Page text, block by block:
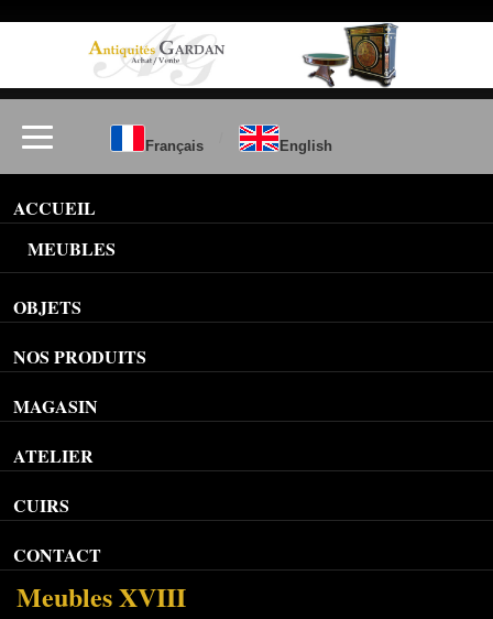
Français English
ACCUEIL
MEUBLES
OBJETS
NOS PRODUITS
MAGASIN
ATELIER
CUIRS
CONTACT
Meubles XVIII